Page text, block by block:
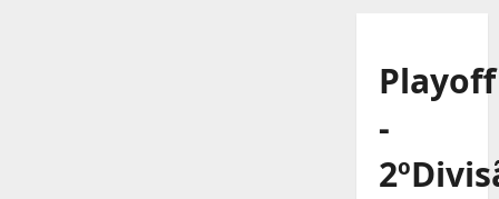
Playoff
-